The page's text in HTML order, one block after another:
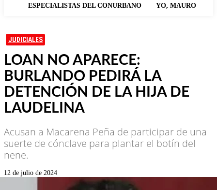
ESPECIALISTAS DEL CONURBANO YO, MAURO
JUDICIALES
LOAN NO APARECE:
BURLANDO PEDIRÁ LA
DETENCIÓN DE LA HIJA DE
LAUDELINA
Acusan a Macarena Peña de participar de una
suerte de cónclave para plantar el botín del
nene.
12 de julio de 2024